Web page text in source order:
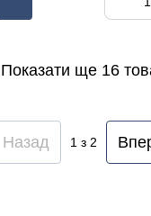
Показати ще 16
Назад 1 з 2